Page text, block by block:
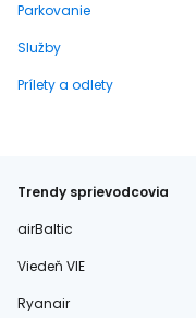
Parkovanie
Služby
Prílety a odlety
Trendy sprievodcovia
airBaltic
Viedeň VIE
Ryanair